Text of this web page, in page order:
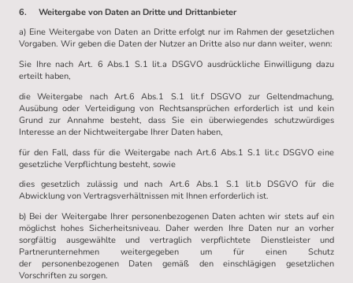
6. Weitergabe von Daten an Dritte und Drittanbieter
a) Eine Weitergabe von Daten an Dritte erfolgt nur im Rahmen der gesetzlichen
Vorgaben. Wir geben die Daten der Nutzer an Dritte also nur dann weiter, wenn:
Sie Ihre nach Art. 6 Abs.1 S.1 lit.a DSGVO ausdrückliche Einwilligung dazu
erteilt haben,
die Weitergabe nach Art.6 Abs.1 S.1 lit.f DSGVO zur Geltendmachung,
Ausübung oder Verteidigung von Rechtsansprüchen erforderlich ist und kein
Grund zur Annahme besteht, dass Sie ein überwiegendes schutzwürdiges
Interesse an der Nichtweitergabe Ihrer Daten haben,
für den Fall, dass für die Weitergabe nach Art.6 Abs.1 S.1 lit.c DSGVO eine
gesetzliche Verpflichtung besteht, sowie
dies gesetzlich zulässig und nach Art.6 Abs.1 S.1 lit.b DSGVO für die
Abwicklung von Vertragsverhältnissen mit Ihnen erforderlich ist.
b) Bei der Weitergabe Ihrer personenbezogenen Daten achten wir stets auf ein
möglichst hohes Sicherheitsniveau. Daher werden Ihre Daten nur an vorher
sorgfältig ausgewählte und vertraglich verpflichtete Dienstleister und
Partnerunternehmen weitergegeben um für einen Schutz
der personenbezogenen Daten gemäß den einschlägigen gesetzlichen
Vorschriften zu sorgen.